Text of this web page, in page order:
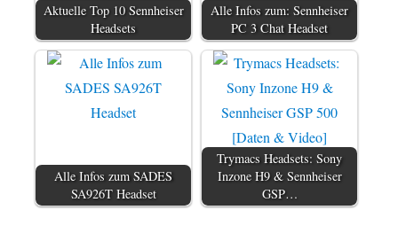
Aktuelle Top 10 Sennheiser
Headsets
Alle Infos zum: Sennheiser
PC 3 Chat Headset
Alle Infos zum SADES
SA926T Headset
Trymacs Headsets: Sony
Inzone H9 & Sennheiser
GSP…